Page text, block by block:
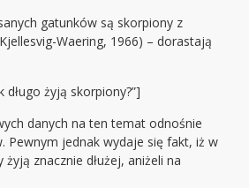
gatunków są skorpiony z
Waering, 1966) – dorastają
długo żyją skorpiony?”]
danych na ten temat odnośnie
Pewnym jednak wydaje się fakt, iż w
znacznie dłużej, aniżeli na